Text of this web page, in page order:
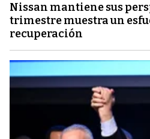
Nissan mantiene sus
trimestre muestra un
recuperación